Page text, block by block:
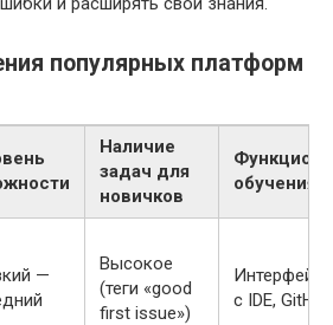
популярных платформ
Наличие
задач для
новичков
обучения
—
Высокое
(теги «good
first issue»)
Интерфейс,
с IDE,